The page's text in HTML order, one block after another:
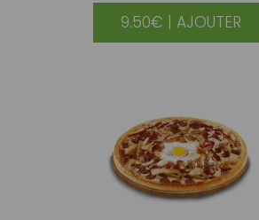
|
9.50€ | AJOUTER